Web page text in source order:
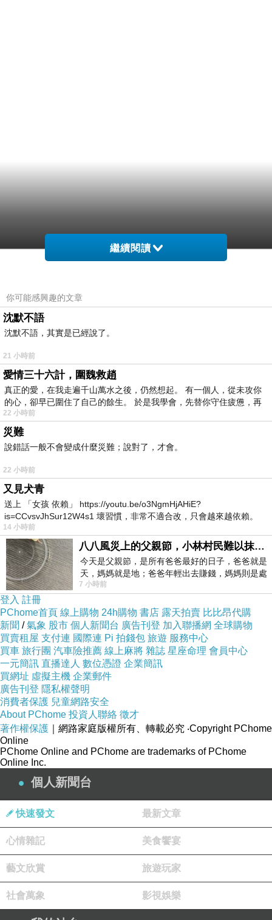
繼續閱讀
你可能感興趣的文章
沈默不語
沈默不語，其實是已經說了。
21 小時前
愛情三十六計，圍魏救趙
真正的愛，在我走遍千山萬水之後，仍然想起。 有一個人，從未攻你
的心，卻早已圍住了自己的餘生。 於是我學會，先替你守住疲憊，再
22 小時前
災難
說錯話一般不會變成什麼災難；說對了，才會。
22 小時前
又見犬青
送上 「女孩 依賴」 https://youtu.be/o3NgmHjAHiE?
is=CCvsvJhSur12W4s1 壞習慣，非常不適合改，只會越來越依賴。
我害怕的
14 小時前
八八風災上的父親節，小林村民難以抹滅的痛
今天是父親節，是所有爸爸最好的日子，爸爸就是
天，媽媽就是地；爸爸年輕出去賺錢，媽媽則是處
理家務，職業不分高低貴賤，只有人品才
7 小時前
登入 註冊
PChome首頁 線上購物 24h購物 書店 露天拍賣 比比昂代購
新聞 /氣象 股市 個人新聞台 廣告刊登 加入聯播網 全球購物
買賣租屋 支付連 國際連 Pi 拍錢包 旅遊 服務中心
買車 旅行團 汽車險推薦 線上麻將 雜誌 星座命理 會員中心
一元簡訊 直播達人 數位憑證 企業簡訊
買網址 虛擬主機 企業郵件
廣告刊登 隱私權聲明
消費者保護 兒童網路安全
About PChome 投資人聯絡 徵才
著作權保護 ｜網路家庭版權所有、轉載必究 ‧Copyright PChome
Online
PChome Online and PChome are trademarks of PChome
Online Inc.
個人新聞台
快速發文 最新文章
心情雜記 美食饗宴
藝文欣賞 旅遊玩家
社會萬象 影視娛樂